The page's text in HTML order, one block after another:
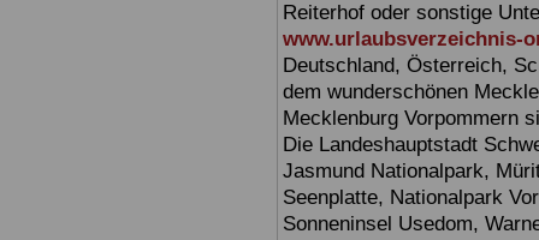
Reiterhof oder sonstige
www.urlaubsverzeichnis-
Deutschland, Österreich,
dem wunderschönen
Mecklenburg Vorpommern
Die Landeshauptstadt
Jasmund Nationalpark,
Seenplatte, Nationalpark
Sonneninsel Usedom,